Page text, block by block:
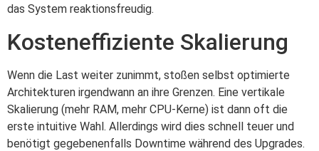
das System reaktionsfreudig.
Kosteneffiziente Skalierung
Wenn die Last weiter zunimmt, stoßen selbst optimierte
Architekturen irgendwann an ihre Grenzen. Eine vertikale
Skalierung (mehr RAM, mehr CPU-Kerne) ist dann oft die
erste intuitive Wahl. Allerdings wird dies schnell teuer und
benötigt gegebenenfalls Downtime während des Upgrades.